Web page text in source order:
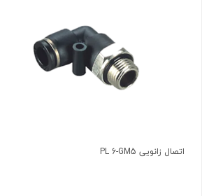
اتصال زانویی PL 6-GM5